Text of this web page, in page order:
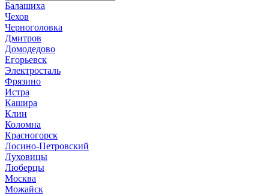
Балашиха
Чехов
Черноголовка
Дмитров
Домодедово
Егорьевск
Электросталь
Фрязино
Истра
Кашира
Клин
Коломна
Красногорск
Лосино-Петровский
Луховицы
Люберцы
Москва
Можайск